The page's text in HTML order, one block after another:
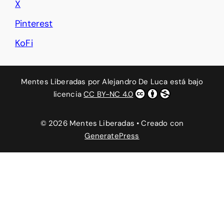
X
Pinterest
KoFi
Mentes Liberadas porAlejandro De Luca está bajo
licenciaCC BY-NC 4.0
© 2026 Mentes Liberadas • Creado con
GeneratePress